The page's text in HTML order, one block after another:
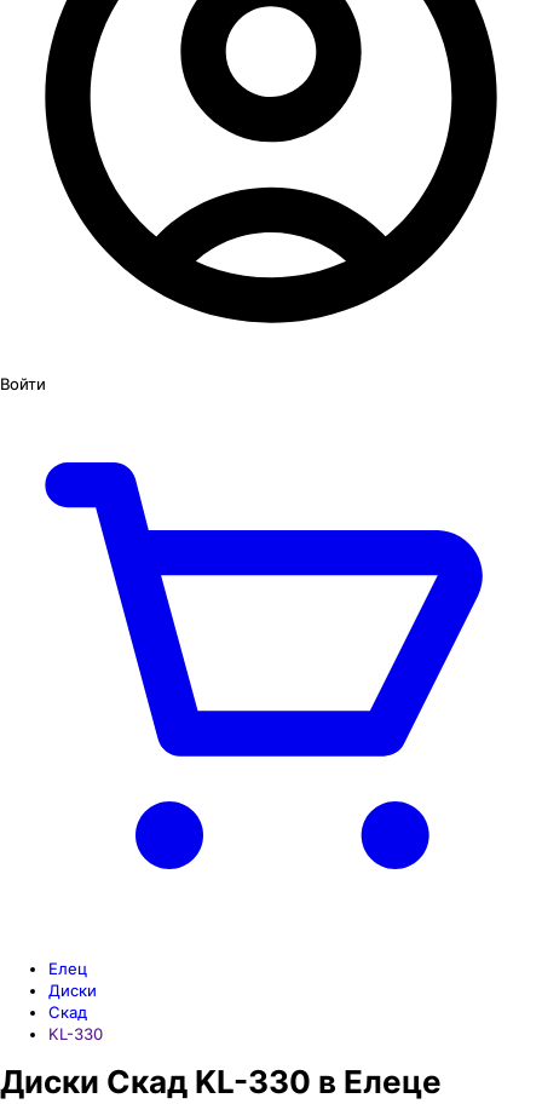
Войти
Елец
Диски
Скад
KL-330
Диски Скад KL-330 в Елеце